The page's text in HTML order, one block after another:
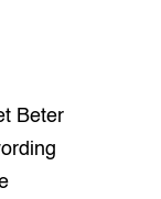
Beter